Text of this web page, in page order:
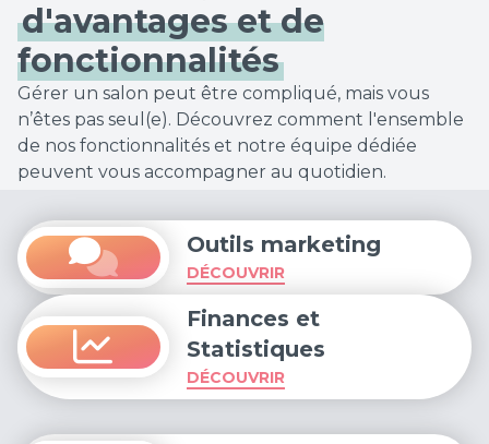
d'avantages et de
fonctionnalités
Gérer un salon peut être compliqué, mais vous
n’êtes pas seul(e). Découvrez comment l'ensemble
de nos fonctionnalités et notre équipe dédiée
peuvent vous accompagner au quotidien.
Outils marketing
DÉCOUVRIR
Finances et
Statistiques
DÉCOUVRIR